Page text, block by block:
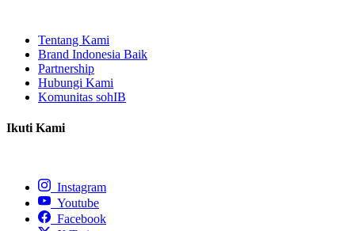
Tentang Kami
Brand Indonesia Baik
Partnership
Hubungi Kami
Komunitas sohIB
Ikuti Kami
Instagram
Youtube
Facebook